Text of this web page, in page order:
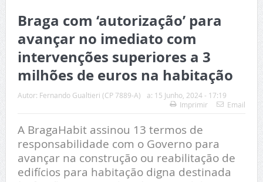
Braga com ‘autorização’ para
avançar no imediato com
intervenções superiores a 3
milhões de euros na habitação
Autor: Fernando Gualtieri (CP 7889-A) a: 15 Junho, 2024 - 17:19
Imprimir
Email
A BragaHabit assinou 13 termos de
responsabilidade com o Governo para
avançar na construção ou reabilitação de
edifícios para habitação digna destinada